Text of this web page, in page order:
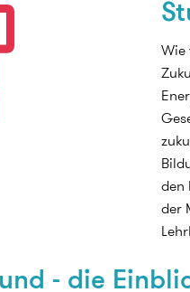
Wie
den
der
- die